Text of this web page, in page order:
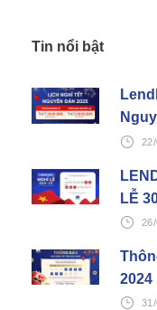
Tin nổi bật
LỄ
2024